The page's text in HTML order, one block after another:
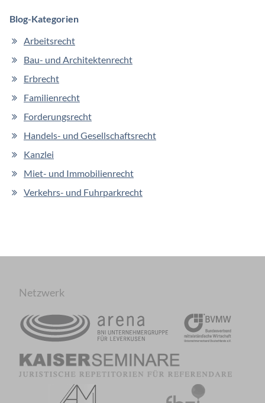
Blog-Kategorien
Arbeitsrecht
Bau- und Architektenrecht
Erbrecht
Familienrecht
Forderungsrecht
Handels- und Gesellschaftsrecht
Kanzlei
Miet- und Immobilienrecht
Verkehrs- und Fuhrparkrecht
Netzwerk